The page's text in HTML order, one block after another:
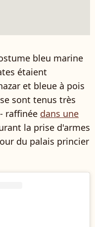
bleu marine
étaient
et bleue à pois
sont tenus très
raffinée dans une
la prise d'armes
du palais princier